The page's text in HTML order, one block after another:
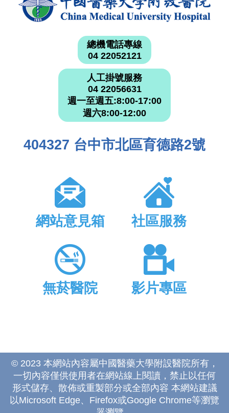
總機電話專線
04 22052121
人工掛號服務
04 22056631
週一至週五:8:00-17:00
週六8:00-12:00
404327 台中市北區育德路2號
網站意見箱 社區服務
無菸醫院 影片專區
© 2023 本網站內容屬中國醫藥大學附設醫院所有，
一切內容僅供使用者在網站線上閱讀，禁止以任何
形式儲存、散佈或重製部分或全部內容 本網站建議
以Microsoft Edge、Firefox或Google Chrome等瀏覽